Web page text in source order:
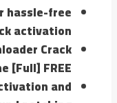
hassle-free
activation
Crack
[Full] FREE
and